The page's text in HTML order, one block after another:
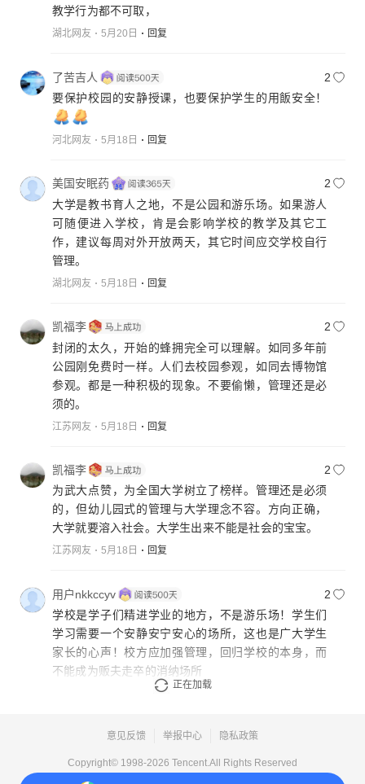
教学行为都不可取，
湖北网友 5月20日 回复
了苦吉人
2
要保护校园的安静授课，也要保护学生的用飯安全！
河北网友 5月18日 回复
美国安眠药
2
大学是教书育人之地，不是公园和游乐场。如果游人
可随便进入学校，肯是会影响学校的教学及其它工
作，建议每周对外开放两天，其它时间应交学校自行
管理。
湖北网友 5月18日 回复
凯福李
2
封闭的太久，开始的蜂拥完全可以理解。如同多年前
公园刚免费时一样。人们去校园参观，如同去博物馆
参观。都是一种积极的现象。不要偷懒，管理还是必
须的。
江苏网友 5月18日 回复
凯福李
2
为武大点赞，为全国大学树立了榜样。管理还是必须
的，但幼儿园式的管理与大学理念不容。方向正确，
大学就要溶入社会。大学生出来不能是社会的宝宝。
江苏网友 5月18日 回复
用户nkkccyv
2
学校是学子们精进学业的地方，不是游乐场！学生们
学习需要一个安静安宁安心的场所，这也是广大学生
家长的心声！校方应加强管理，回归学校的本身，而
不能成为贩夫走卒的消纳场所
回复
正在加载
意见反馈 举报中心 隐私政策
Copyright© 1998-2026 Tencent.All Rights Reserved